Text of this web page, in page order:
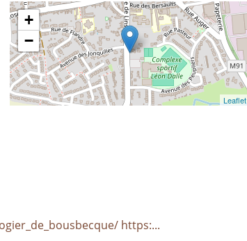
+
−
Leaflet
https:...